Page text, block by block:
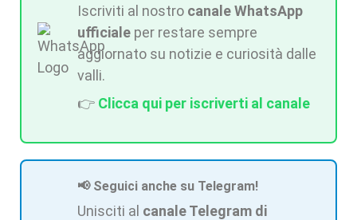
Iscriviti al nostro canale WhatsApp
ufficiale per restare sempre
aggiornato su notizie e curiosità dalle
valli.
👉 Clicca qui per iscriverti al canale
📢 Seguici anche su Telegram!
Unisciti al canale Telegram di